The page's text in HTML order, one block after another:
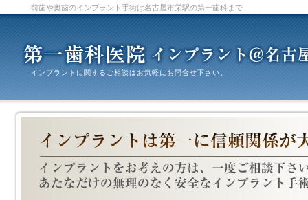
前歯や奥歯のインプラント手術は名古屋市栄駅の第一歯科まで
インプラントに関するご相談はお気軽にお問合せ下さい。